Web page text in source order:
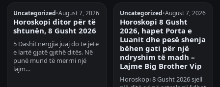
Uncategorized•August 7, 2026
Horoskopi ditor për të
shtunën, 8 Gusht 2026
5 DashiEnergjia juaj do të jetë
e lartë gjatë gjithë ditës. Në
punë mund të merrni një
lajm…
Uncategorized•August 7, 2026
Horoskopi 8 Gusht
2026, hapet Porta e
Luanit dhe pesë shenja
bëhen gati për një
ndryshim të madh –
Lajme Big Brother Vip
Horoskopi 8 Gusht 2026 sjell